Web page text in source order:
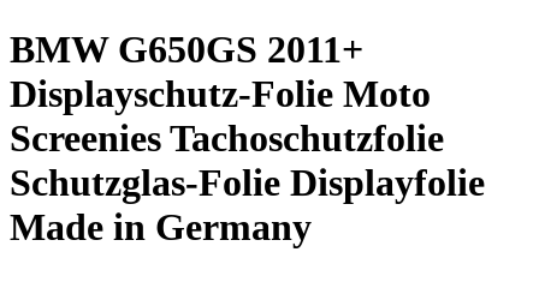
BMW G650GS 2011+
Displayschutz-Folie Moto
Screenies Tachoschutzfolie
Schutzglas-Folie Displayfolie
Made in Germany